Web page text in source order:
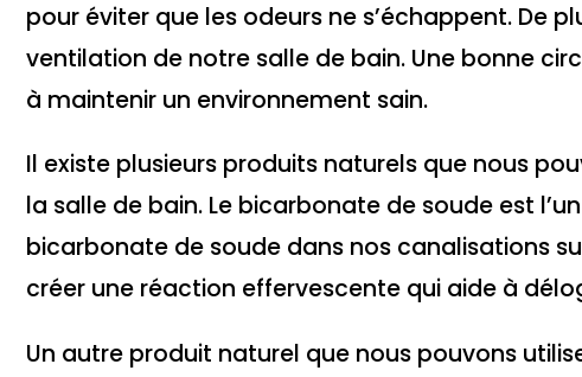
pour éviter que les odeurs ne s’échappent. De
ventilation de notre salle de bain. Une bonne
à maintenir un environnement sain.
Il existe plusieurs produits naturels que nous
la salle de bain. Le bicarbonate de soude est
bicarbonate de soude dans nos canalisations
créer une réaction effervescente qui aide à
Un autre produit naturel que nous pouvons